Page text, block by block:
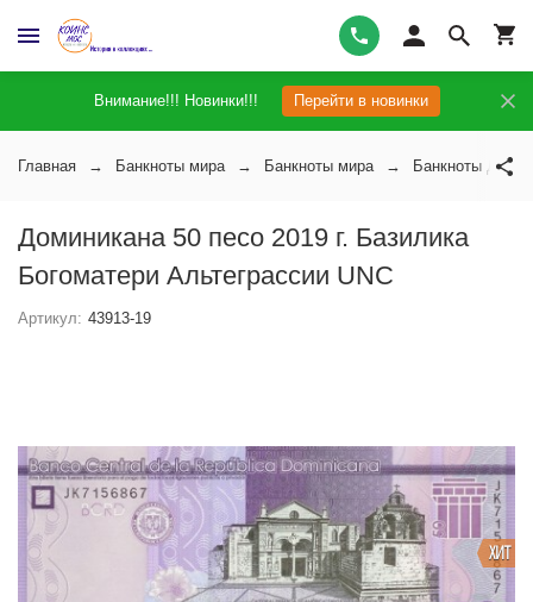
Внимание!!! Новинки!!! Перейти в новинки
Главная Банкноты мира Банкноты мира Банкноты
Доминикана 50 песо 2019 г. Базилика
Богоматери Альтеграссии UNC
Артикул: 43913-19
ХИТ